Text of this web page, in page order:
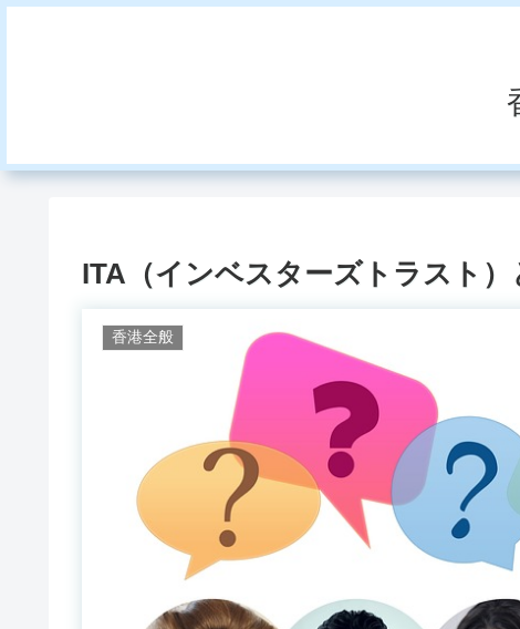
ITA（インベスターズトラスト
香港全般